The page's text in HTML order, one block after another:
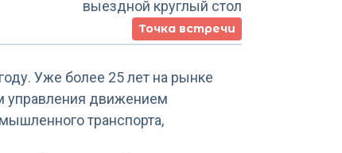
выездной круглый стол
Точка встречи
Уже более 25 лет на рынке
управления движением
транспорта,